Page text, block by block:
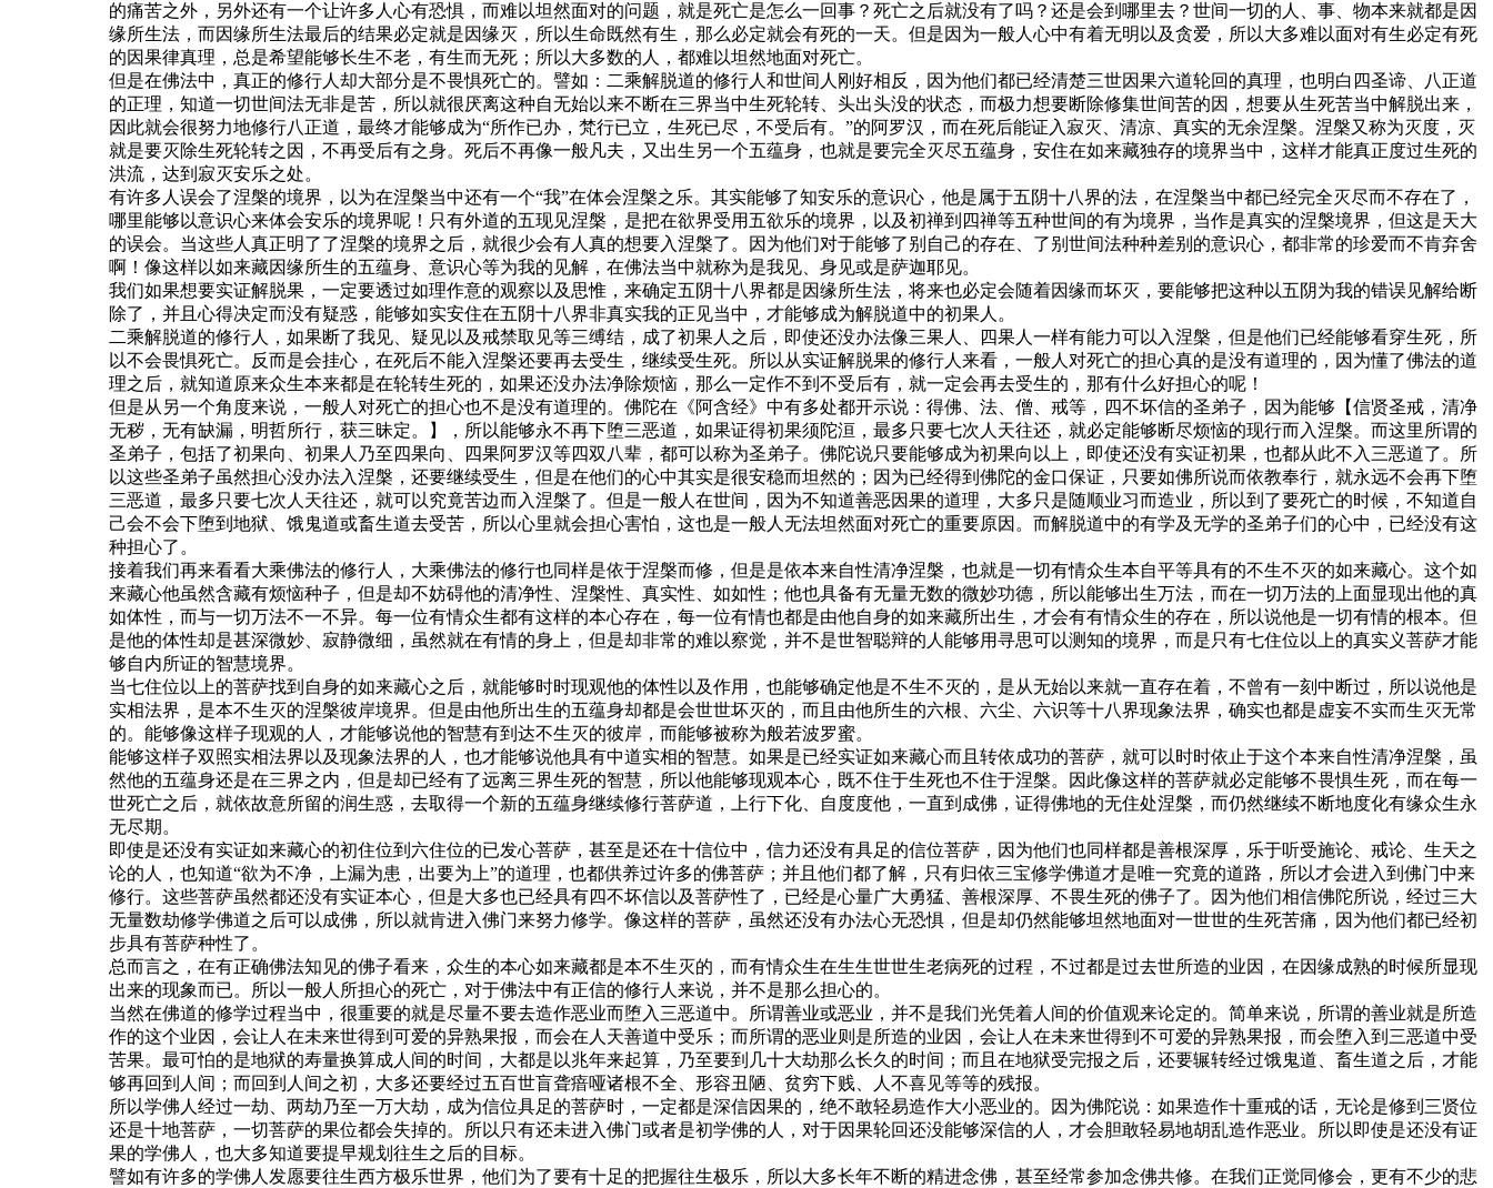
的痛苦之外，另外还有一个让许多人心有恐惧，而难以坦然面对的问题，就是死亡是怎么一回事？死亡之后就没有了吗？还是会到哪里去？世间一切的人、事、物本来就都是因
缘所生法，而因缘所生法最后的结果必定就是因缘灭，所以生命既然有生，那么必定就会有死的一天。但是因为一般人心中有着无明以及贪爱，所以大多难以面对有生必定有死
的因果律真理，总是希望能够长生不老，有生而无死；所以大多数的人，都难以坦然地面对死亡。
但是在佛法中，真正的修行人却大部分是不畏惧死亡的。譬如：二乘解脱道的修行人和世间人刚好相反，因为他们都已经清楚三世因果六道轮回的真理，也明白四圣谛、八正道
的正理，知道一切世间法无非是苦，所以就很厌离这种自无始以来不断在三界当中生死轮转、头出头没的状态，而极力想要断除修集世间苦的因，想要从生死苦当中解脱出来，
因此就会很努力地修行八正道，最终才能够成为“所作已办，梵行已立，生死已尽，不受后有。”的阿罗汉，而在死后能证入寂灭、清凉、真实的无余涅槃。涅槃又称为灭度，灭
就是要灭除生死轮转之因，不再受后有之身。死后不再像一般凡夫，又出生另一个五蕴身，也就是要完全灭尽五蕴身，安住在如来藏独存的境界当中，这样才能真正度过生死的
洪流，达到寂灭安乐之处。
有许多人误会了涅槃的境界，以为在涅槃当中还有一个“我”在体会涅槃之乐。其实能够了知安乐的意识心，他是属于五阴十八界的法，在涅槃当中都已经完全灭尽而不存在了，
哪里能够以意识心来体会安乐的境界呢！只有外道的五现见涅槃，是把在欲界受用五欲乐的境界，以及初禅到四禅等五种世间的有为境界，当作是真实的涅槃境界，但这是天大
的误会。当这些人真正明了了涅槃的境界之后，就很少会有人真的想要入涅槃了。因为他们对于能够了别自己的存在、了别世间法种种差别的意识心，都非常的珍爱而不肯弃舍
啊！像这样以如来藏因缘所生的五蕴身、意识心等为我的见解，在佛法当中就称为是我见、身见或是萨迦耶见。
我们如果想要实证解脱果，一定要透过如理作意的观察以及思惟，来确定五阴十八界都是因缘所生法，将来也必定会随着因缘而坏灭，要能够把这种以五阴为我的错误见解给断
除了，并且心得决定而没有疑惑，能够如实安住在五阴十八界非真实我的正见当中，才能够成为解脱道中的初果人。
二乘解脱道的修行人，如果断了我见、疑见以及戒禁取见等三缚结，成了初果人之后，即使还没办法像三果人、四果人一样有能力可以入涅槃，但是他们已经能够看穿生死，所
以不会畏惧死亡。反而是会挂心，在死后不能入涅槃还要再去受生，继续受生死。所以从实证解脱果的修行人来看，一般人对死亡的担心真的是没有道理的，因为懂了佛法的道
理之后，就知道原来众生本来都是在轮转生死的，如果还没办法净除烦恼，那么一定作不到不受后有，就一定会再去受生的，那有什么好担心的呢！
但是从另一个角度来说，一般人对死亡的担心也不是没有道理的。佛陀在《阿含经》中有多处都开示说：得佛、法、僧、戒等，四不坏信的圣弟子，因为能够【信贤圣戒，清净
无秽，无有缺漏，明哲所行，获三昧定。】，所以能够永不再下堕三恶道，如果证得初果须陀洹，最多只要七次人天往还，就必定能够断尽烦恼的现行而入涅槃。而这里所谓的
圣弟子，包括了初果向、初果人乃至四果向、四果阿罗汉等四双八辈，都可以称为圣弟子。佛陀说只要能够成为初果向以上，即使还没有实证初果，也都从此不入三恶道了。所
以这些圣弟子虽然担心没办法入涅槃，还要继续受生，但是在他们的心中其实是很安稳而坦然的；因为已经得到佛陀的金口保证，只要如佛所说而依教奉行，就永远不会再下堕
三恶道，最多只要七次人天往还，就可以究竟苦边而入涅槃了。但是一般人在世间，因为不知道善恶因果的道理，大多只是随顺业习而造业，所以到了要死亡的时候，不知道自
己会不会下堕到地狱、饿鬼道或畜生道去受苦，所以心里就会担心害怕，这也是一般人无法坦然面对死亡的重要原因。而解脱道中的有学及无学的圣弟子们的心中，已经没有这
种担心了。
接着我们再来看看大乘佛法的修行人，大乘佛法的修行也同样是依于涅槃而修，但是是依本来自性清净涅槃，也就是一切有情众生本自平等具有的不生不灭的如来藏心。这个如
来藏心他虽然含藏有烦恼种子，但是却不妨碍他的清净性、涅槃性、真实性、如如性；他也具备有无量无数的微妙功德，所以能够出生万法，而在一切万法的上面显现出他的真
如体性，而与一切万法不一不异。每一位有情众生都有这样的本心存在，每一位有情也都是由他自身的如来藏所出生，才会有有情众生的存在，所以说他是一切有情的根本。但
是他的体性却是甚深微妙、寂静微细，虽然就在有情的身上，但是却非常的难以察觉，并不是世智聪辩的人能够用寻思可以测知的境界，而是只有七住位以上的真实义菩萨才能
够自内所证的智慧境界。
当七住位以上的菩萨找到自身的如来藏心之后，就能够时时现观他的体性以及作用，也能够确定他是不生不灭的，是从无始以来就一直存在着，不曾有一刻中断过，所以说他是
实相法界，是本不生灭的涅槃彼岸境界。但是由他所出生的五蕴身却都是会世世坏灭的，而且由他所生的六根、六尘、六识等十八界现象法界，确实也都是虚妄不实而生灭无常
的。能够像这样子现观的人，才能够说他的智慧有到达不生灭的彼岸，而能够被称为般若波罗蜜。
能够这样子双照实相法界以及现象法界的人，也才能够说他具有中道实相的智慧。如果是已经实证如来藏心而且转依成功的菩萨，就可以时时依止于这个本来自性清净涅槃，虽
然他的五蕴身还是在三界之内，但是却已经有了远离三界生死的智慧，所以他能够现观本心，既不住于生死也不住于涅槃。因此像这样的菩萨就必定能够不畏惧生死，而在每一
世死亡之后，就依故意所留的润生惑，去取得一个新的五蕴身继续修行菩萨道，上行下化、自度度他，一直到成佛，证得佛地的无住处涅槃，而仍然继续不断地度化有缘众生永
无尽期。
即使是还没有实证如来藏心的初住位到六住位的已发心菩萨，甚至是还在十信位中，信力还没有具足的信位菩萨，因为他们也同样都是善根深厚，乐于听受施论、戒论、生天之
论的人，也知道“欲为不净，上漏为患，出要为上”的道理，也都供养过许多的佛菩萨；并且他们都了解，只有归依三宝修学佛道才是唯一究竟的道路，所以才会进入到佛门中来
修行。这些菩萨虽然都还没有实证本心，但是大多也已经具有四不坏信以及菩萨性了，已经是心量广大勇猛、善根深厚、不畏生死的佛子了。因为他们相信佛陀所说，经过三大
无量数劫修学佛道之后可以成佛，所以就肯进入佛门来努力修学。像这样的菩萨，虽然还没有办法心无恐惧，但是却仍然能够坦然地面对一世世的生死苦痛，因为他们都已经初
步具有菩萨种性了。
总而言之，在有正确佛法知见的佛子看来，众生的本心如来藏都是本不生灭的，而有情众生在生生世世生老病死的过程，不过都是过去世所造的业因，在因缘成熟的时候所显现
出来的现象而已。所以一般人所担心的死亡，对于佛法中有正信的修行人来说，并不是那么担心的。
当然在佛道的修学过程当中，很重要的就是尽量不要去造作恶业而堕入三恶道中。所谓善业或恶业，并不是我们光凭着人间的价值观来论定的。简单来说，所谓的善业就是所造
作的这个业因，会让人在未来世得到可爱的异熟果报，而会在人天善道中受乐；而所谓的恶业则是所造的业因，会让人在未来世得到不可爱的异熟果报，而会堕入到三恶道中受
苦果。最可怕的是地狱的寿量换算成人间的时间，大都是以兆年来起算，乃至要到几十大劫那么长久的时间；而且在地狱受完报之后，还要辗转经过饿鬼道、畜生道之后，才能
够再回到人间；而回到人间之初，大多还要经过五百世盲聋瘖哑诸根不全、形容丑陋、贫穷下贱、人不喜见等等的残报。
所以学佛人经过一劫、两劫乃至一万大劫，成为信位具足的菩萨时，一定都是深信因果的，绝不敢轻易造作大小恶业的。因为佛陀说：如果造作十重戒的话，无论是修到三贤位
还是十地菩萨，一切菩萨的果位都会失掉的。所以只有还未进入佛门或者是初学佛的人，对于因果轮回还没能够深信的人，才会胆敢轻易地胡乱造作恶业。所以即使是还没有证
果的学佛人，也大多知道要提早规划往生之后的目标。
譬如有许多的学佛人发愿要往生西方极乐世界，他们为了要有十足的把握往生极乐，所以大多长年不断的精进念佛，甚至经常参加念佛共修。在我们正觉同修会，更有不少的悲